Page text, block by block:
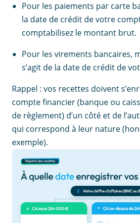
Pour les paiements par carte
la date de crédit de votre
comptabilisez le montant brut.
Pour les virements bancaires,
s’agit de la date de crédit de
Rappel : vos recettes doivent
compte financier (banque ou
de règlement) d’un côté et de
qui correspond à leur nature
exemple).